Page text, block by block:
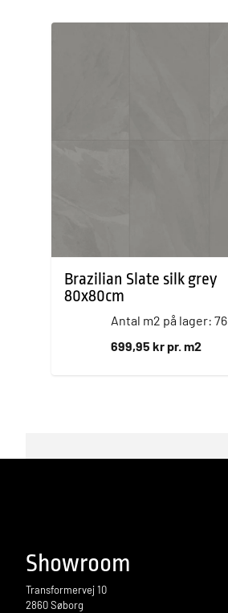
Brazilian Slate silk grey
80x80cm
Antal m2 på lager: 76
699,95 kr pr. m2
Showroom
Transformervej 10
2860 Søborg